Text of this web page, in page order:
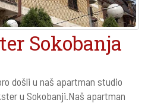
Sokobanja
došli u naš apartman studio
u Sokobanji.Naš apartman